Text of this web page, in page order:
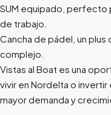
SUM equipado, perfecto
de trabajo.
Cancha de pádel, un
complejo.
Vistas al Boat es una
vivir en Nordelta o invertir
mayor demanda y